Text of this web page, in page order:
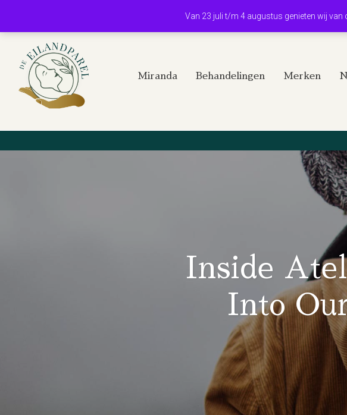
Van 23 juli t/m 4 augustus genieten wij van
Miranda Behandelingen Merken
Inside
Into